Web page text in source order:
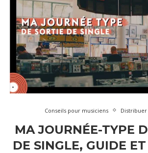
Conseils pour musiciens
MA JOURNÉE-TYPE
DE SINGLE, GUIDE